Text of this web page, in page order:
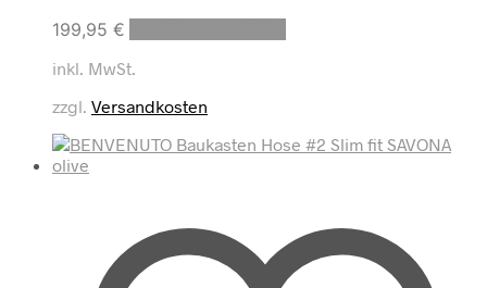
199,95 €
Die
der
Produktseite
gewählt
inkl. MwSt.
zzgl. Versandkosten